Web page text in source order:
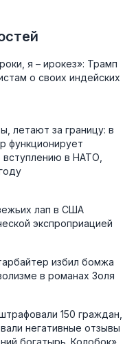
я – ирокез»: Трамп
о своих индейских
летают за границу: в
функционирует
вступлению в НАТО,
лап в США
экспроприацией
избил бомжа
в романах Золя
150 граждан,
негативные отзывы
богатырь. Колобок»